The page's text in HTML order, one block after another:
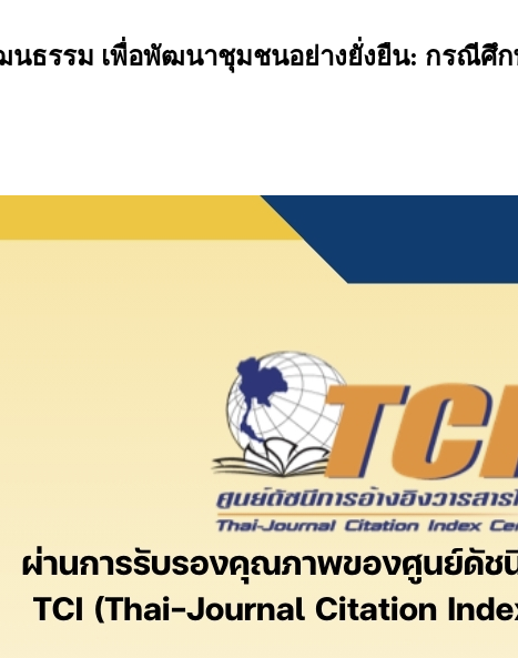
ธรรม เพื่อพัฒนาชุมชนอย่างยั่งยืน: กรณีศึก